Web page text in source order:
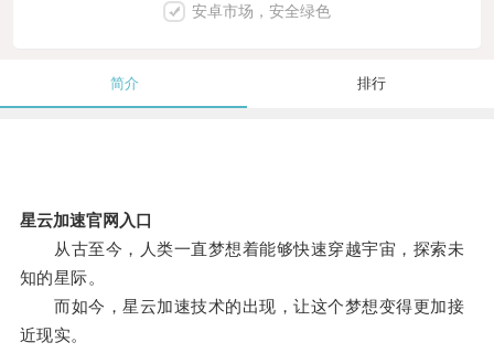
安卓市场，安全绿色
简介 排行
星云加速官网入口
从古至今，人类一直梦想着能够快速穿越宇宙，探索未
知的星际。
而如今，星云加速技术的出现，让这个梦想变得更加接
近现实。